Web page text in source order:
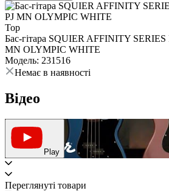
Top
Бас-гітара SQUIER AFFINITY
MN OLYMPIC WHITE
Модель: 231516
Немає в наявності
Відео
Play
Переглянуті товари